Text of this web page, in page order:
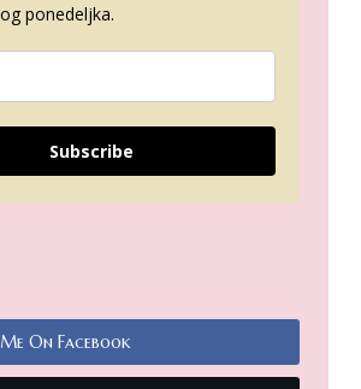
ponedeljka.
Subscribe
On Facebook